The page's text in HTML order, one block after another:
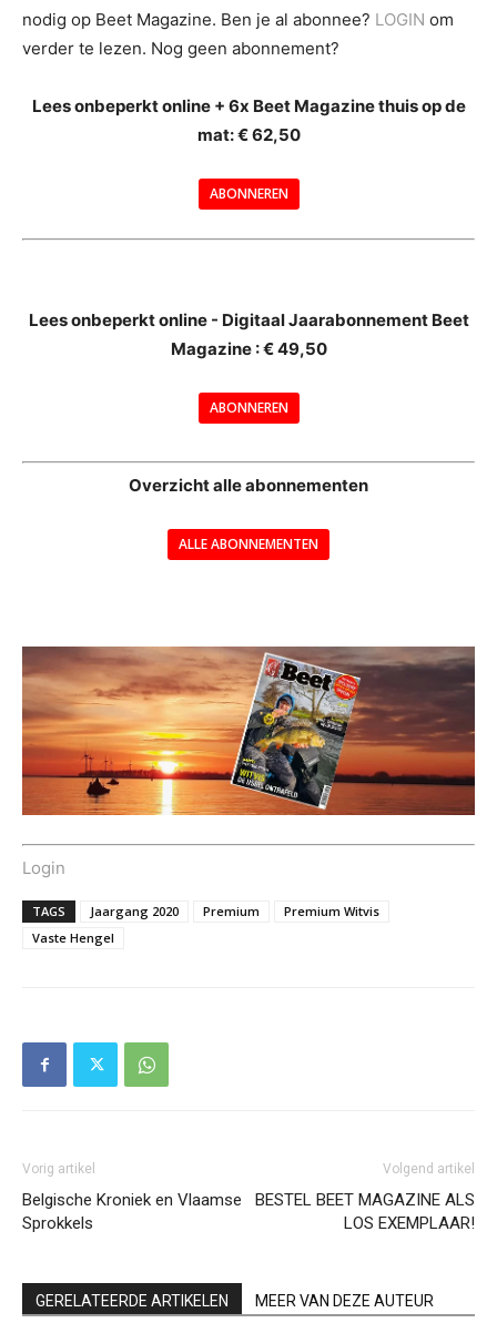
nodig op Beet Magazine. Ben je al abonnee? LOGIN om
verder te lezen. Nog geen abonnement?
Lees onbeperkt online + 6x Beet Magazine thuis op de
mat: € 62,50
ABONNEREN
Lees onbeperkt online - Digitaal Jaarabonnement Beet
Magazine : € 49,50
ABONNEREN
Overzicht alle abonnementen
ALLE ABONNEMENTEN
Login
TAGS Jaargang 2020 Premium
Premium Witvis
Vaste Hengel
Vorig artikel
Belgische Kroniek en Vlaamse
Sprokkels
Volgend artikel
BESTEL BEET MAGAZINE ALS
LOS EXEMPLAAR!
GERELATEERDE ARTIKELEN MEER VAN DEZE AUTEUR